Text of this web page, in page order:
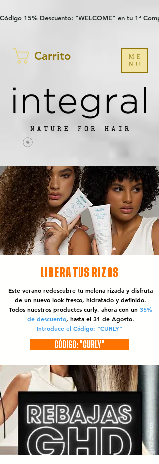
Código 15% Descuento: "WELCOME" en tu 1ª
Carrito
ME
NU
LIBERA TUS RIZOS
Este verano redescubre tu melena rizada y disfruta
de un nuevo look fresco, hidratado y definido.
Todos nuestros productos curly, ahora con un 35%
de descuento, hasta el 31 de Agosto.
Introduce el Código: "CURLY"
CÓDIGO: "CURLY"